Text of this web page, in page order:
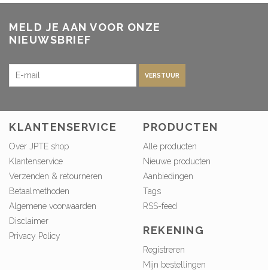
MELD JE AAN VOOR ONZE
NIEUWSBRIEF
VERSTUUR
KLANTENSERVICE
Over JPTE shop
Klantenservice
Verzenden & retourneren
Betaalmethoden
Algemene voorwaarden
Disclaimer
Privacy Policy
PRODUCTEN
Alle producten
Nieuwe producten
Aanbiedingen
Tags
RSS-feed
REKENING
Registreren
Mijn bestellingen